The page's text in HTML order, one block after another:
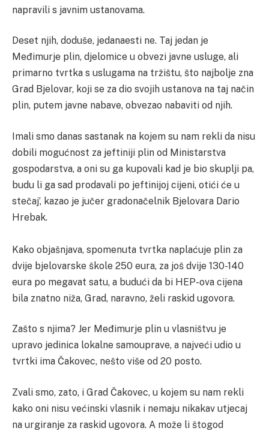
napravili s javnim ustanovama.
Deset njih, doduše, jedanaesti ne. Taj jedan je
Međimurje plin, djelomice u obvezi javne usluge, ali
primarno tvrtka s uslugama na tržištu, što najbolje zna
Grad Bjelovar, koji se za dio svojih ustanova na taj način
plin, putem javne nabave, obvezao nabaviti od njih.
Imali smo danas sastanak na kojem su nam rekli da nisu
dobili mogućnost za jeftiniji plin od Ministarstva
gospodarstva, a oni su ga kupovali kad je bio skuplji pa,
budu li ga sad prodavali po jeftinijoj cijeni, otići će u
stečaj’, kazao je jučer gradonačelnik Bjelovara Dario
Hrebak.
Kako objašnjava, spomenuta tvrtka naplaćuje plin za
dvije bjelovarske škole 250 eura, za još dvije 130-140
eura po megavat satu, a budući da bi HEP-ova cijena
bila znatno niža, Grad, naravno, želi raskid ugovora.
Zašto s njima? Jer Međimurje plin u vlasništvu je
upravo jedinica lokalne samouprave, a najveći udio u
tvrtki ima Čakovec, nešto više od 20 posto.
Zvali smo, zato, i Grad Čakovec, u kojem su nam rekli
kako oni nisu većinski vlasnik i nemaju nikakav utjecaj
na urgiranje za raskid ugovora. A može li štogod